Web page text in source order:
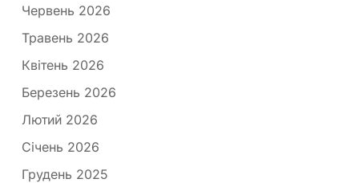
Червень 2026
Травень 2026
Квітень 2026
Березень 2026
Лютий 2026
Січень 2026
Грудень 2025